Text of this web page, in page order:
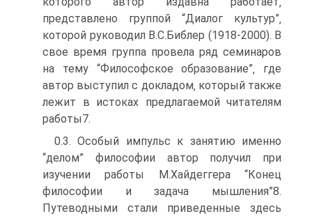
представлено группой “Диалог культур”‚
которой руководил В.С.Библер (1918-2000). В
свое время группа провела ряд семинаров
на тему “Философское образование”‚ где
автор выступил с докладом‚ который также
лежит в истоках предлагаемой читателям
работы7.
0.3. Особый импульс к занятию именно
“делом” философии автор получил при
изучении работы М.Хайдеггера “Конец
философии и задача мышления”8.
Путеводными стали приведенные здесь